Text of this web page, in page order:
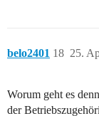
belo2401 25.
18
Worum geht es
der